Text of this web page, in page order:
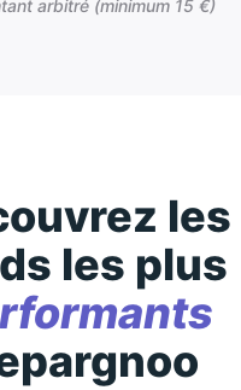
arbitré (minimum 15 €)
les
les plus